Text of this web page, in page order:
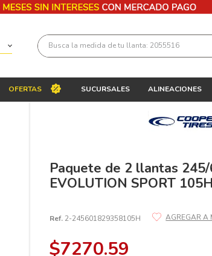
Busca la medida de tu llanta: 2055516
OFERTAS SUCURSALES ALINEACIONES
Paquete de 2 llantas 245/
EVOLUTION SPORT 105H
Ref. 2-245601829358105H
$7270.59
Términos más buscados
195 65 15